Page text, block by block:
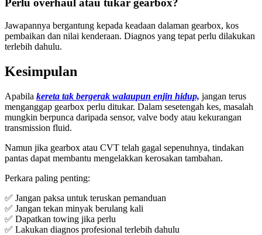
Perlu overhaul atau tukar gearbox?
Jawapannya bergantung kepada keadaan dalaman gearbox, kos
pembaikan dan nilai kenderaan. Diagnos yang tepat perlu dilakukan
terlebih dahulu.
Kesimpulan
Apabila kereta tak bergerak walaupun enjin hidup, jangan terus
menganggap gearbox perlu ditukar. Dalam sesetengah kes, masalah
mungkin berpunca daripada sensor, valve body atau kekurangan
transmission fluid.
Namun jika gearbox atau CVT telah gagal sepenuhnya, tindakan
pantas dapat membantu mengelakkan kerosakan tambahan.
Perkara paling penting:
✅ Jangan paksa untuk teruskan pemanduan
✅ Jangan tekan minyak berulang kali
✅ Dapatkan towing jika perlu
✅ Lakukan diagnos profesional terlebih dahulu